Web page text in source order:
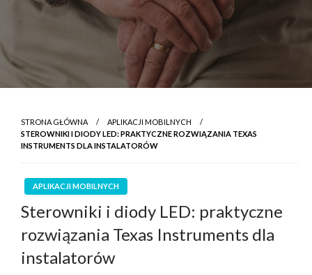
STRONA GŁÓWNA
APLIKACJI MOBILNYCH
STEROWNIKI I DIODY LED: PRAKTYCZNE ROZWIĄZANIA TEXAS
INSTRUMENTS DLA INSTALATORÓW
APLIKACJI MOBILNYCH
Sterowniki i diody LED: praktyczne
rozwiązania Texas Instruments dla
instalatorów